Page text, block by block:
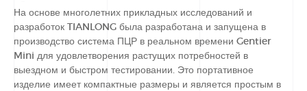
На основе многолетних прикладных исследований и
разработок TIANLONG была разработана и запущена в
производство система ПЦР в реальном времени Gentier
Mini для удовлетворения растущих потребностей в
выездном и быстром тестировании. Это портативное
изделие имеет компактные размеры и является простым в